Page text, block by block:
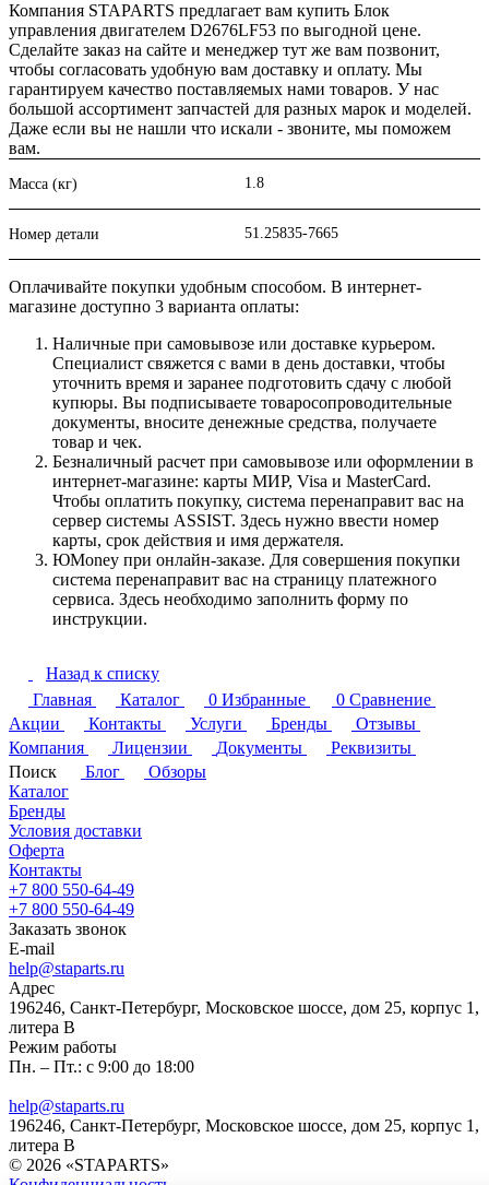
Компания STAPARTS предлагает вам купить Блок
управления двигателем D2676LF53 по выгодной цене.
Сделайте заказ на сайте и менеджер тут же вам позвонит,
чтобы согласовать удобную вам доставку и оплату. Мы
гарантируем качество поставляемых нами товаров. У нас
большой ассортимент запчастей для разных марок и моделей.
Даже если вы не нашли что искали - звоните, мы поможем
вам.
Масса (кг) 1.8
Номер детали 51.25835-7665
Оплачивайте покупки удобным способом. В интернет-
магазине доступно 3 варианта оплаты:
Наличные при самовывозе или доставке курьером.
Специалист свяжется с вами в день доставки, чтобы
уточнить время и заранее подготовить сдачу с любой
купюры. Вы подписываете товаросопроводительные
документы, вносите денежные средства, получаете
товар и чек.
Безналичный расчет при самовывозе или оформлении в
интернет-магазине: карты МИР, Visa и MasterCard.
Чтобы оплатить покупку, система перенаправит вас на
сервер системы ASSIST. Здесь нужно ввести номер
карты, срок действия и имя держателя.
ЮMoney при онлайн-заказе. Для совершения покупки
система перенаправит вас на страницу платежного
сервиса. Здесь необходимо заполнить форму по
инструкции.
Назад к списку
Главная
Каталог 0 Избранные 0 Сравнение
Акции
Контакты Услуги Бренды
Отзывы
Компания
Лицензии Документы
Реквизиты
Поиск
Блог
Обзоры
Каталог
Бренды
Условия доставки
Оферта
Контакты
+7 800 550-64-49
+7 800 550-64-49
Заказать звонок
E-mail
help@staparts.ru
Адрес
196246, Санкт-Петербург, Московское шоссе, дом 25, корпус 1,
литера В
Режим работы
Пн. – Пт.: с 9:00 до 18:00
help@staparts.ru
196246, Санкт-Петербург, Московское шоссе, дом 25, корпус 1,
литера В
© 2026 «STAPARTS»